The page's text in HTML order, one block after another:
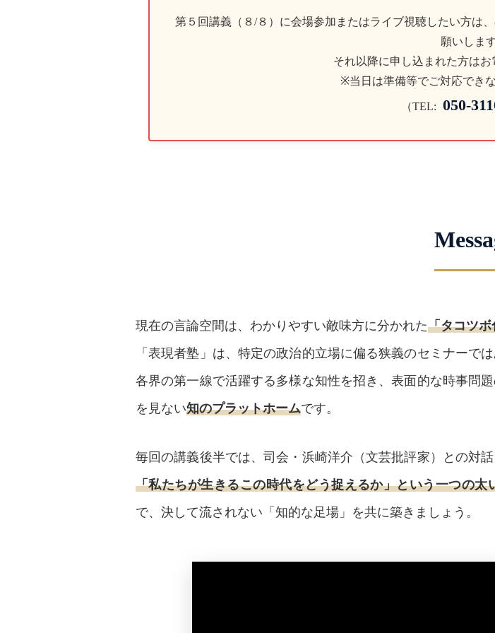
第５回講義（８/８）に会場参加またはライブ視聴したい方は
願いします
それ以降に申し込まれた方は
※当日は準備等でご対応でき
（TEL: 050-
現在の言論空間は、わかりやすい敵味方に分かれた「タコツボ
「表現者塾」は、特定の政治的立場に偏る狭義のセミナー
各界の第一線で活躍する多様な知性を招き、表面的な時事問
を見ない知のプラットホームです。
毎回の講義後半では、司会・浜崎洋介（文芸批評家）との対
「私たちが生きるこの時代をどう捉えるか」という一つの太
で、決して流されない「知的な足場」を共に築きましょう。